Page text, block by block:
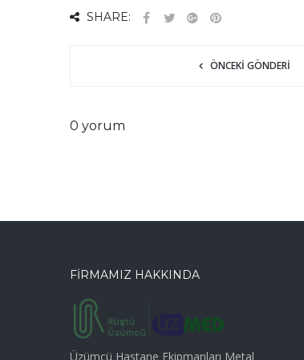
SHARE:
ÖNCEKI GÖNDERI
0 yorum
FİRMAMIZ HAKKINDA
Üzümcü Hastane Ekipmanları Metal